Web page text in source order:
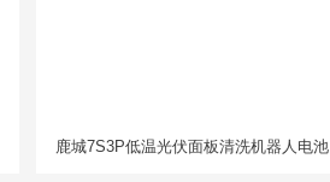
鹿城7S3P低温光伏面板清洗机器人电池